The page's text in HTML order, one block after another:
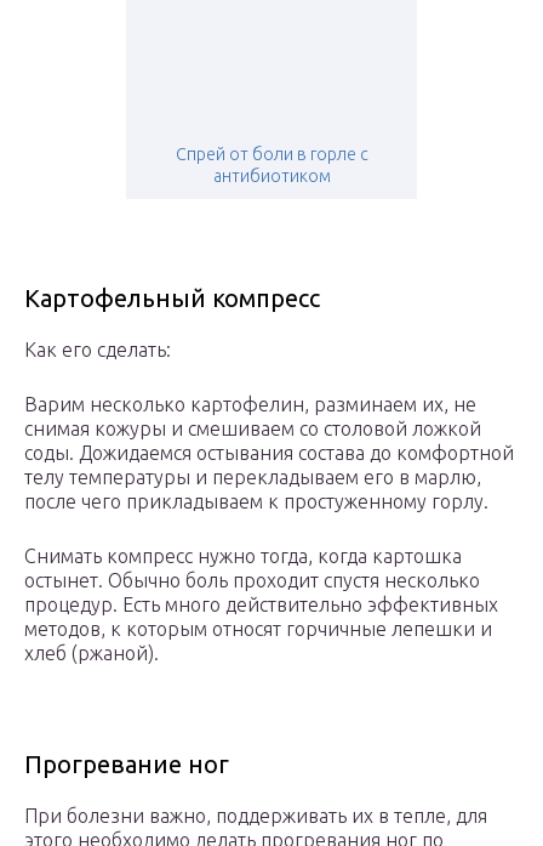
Спрей от боли в горле с
антибиотиком
Картофельный компресс
Как его сделать:
Варим несколько картофелин, разминаем их, не
снимая кожуры и смешиваем со столовой ложкой
соды. Дожидаемся остывания состава до комфортной
телу температуры и перекладываем его в марлю,
после чего прикладываем к простуженному горлу.
Снимать компресс нужно тогда, когда картошка
остынет. Обычно боль проходит спустя несколько
процедур. Есть много действительно эффективных
методов, к которым относят горчичные лепешки и
хлеб (ржаной).
Прогревание ног
При болезни важно, поддерживать их в тепле, для
этого необходимо делать прогревания ног по